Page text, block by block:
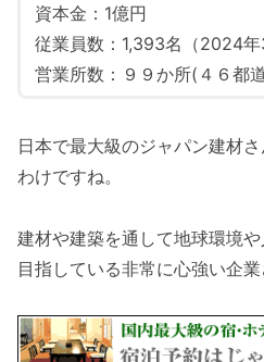
資本金：1億円
従業員数：1,393名（2024年
営業所数：９９か所(４６都
日本で最大級のジャパン建材
わけですね。
建材や建築を通して地球環境
目指している非常に心強い企業